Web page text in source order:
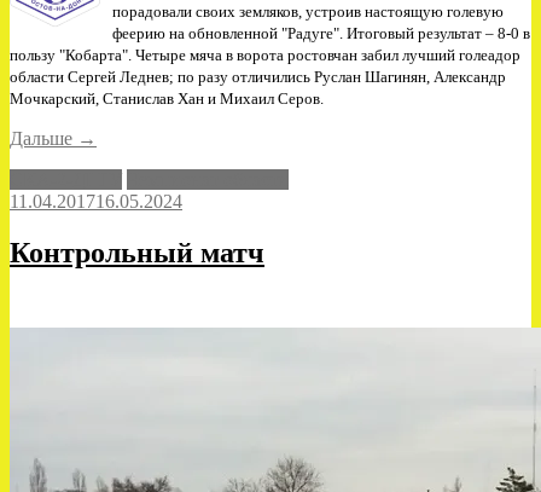
порадовали своих земляков, устроив настоящую голевую
феерию на обновленной "Радуге". Итоговый результат – 8-0 в
пользу "Кобарта". Четыре мяча в ворота ростовчан забил лучший голеадор
области Сергей Леднев; по разу отличились Руслан Шагинян, Александр
Мочкарский, Станислав Хан и Михаил Серов.
Дальше «Большой
на
→
11.04.201716.05.2024
Контрольный матч